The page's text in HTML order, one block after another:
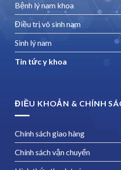
Bệnh lý nam khoa
Điều trị vô sinh nam
Sinh lý nam
Tin tức y khoa
ĐIỀU KHOẢN & CHÍNH
Chính sách giao hàng
Chính sách vận chuyển